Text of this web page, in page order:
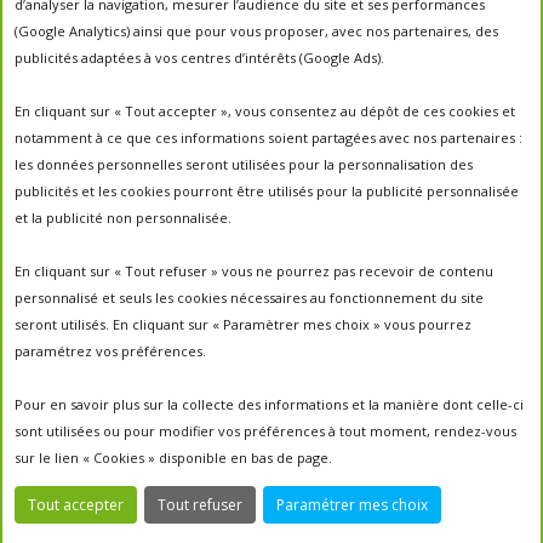
d’analyser la navigation, mesurer l’audience du site et ses performances
(Google Analytics) ainsi que pour vous proposer, avec nos partenaires, des
publicités adaptées à vos centres d’intérêts (Google Ads).
En cliquant sur « Tout accepter », vous consentez au dépôt de ces cookies et
notamment à ce que ces informations soient partagées avec nos partenaires :
les données personnelles seront utilisées pour la personnalisation des
publicités et les cookies pourront être utilisés pour la publicité personnalisée
et la publicité non personnalisée.
En cliquant sur « Tout refuser » vous ne pourrez pas recevoir de contenu
personnalisé et seuls les cookies nécessaires au fonctionnement du site
seront utilisés. En cliquant sur « Paramètrer mes choix » vous pourrez
paramétrez vos préférences.
Pour en savoir plus sur la collecte des informations et la manière dont celle-ci
sont utilisées ou pour modifier vos préférences à tout moment, rendez-vous
sur le lien « Cookies » disponible en bas de page.
Tout accepter Tout refuser Paramétrer mes choix
apiculteur apiculteurs apiculture apiculture
autrefois biodiversité Chantal Jacquot et Yves Robert
essaimage essaim sauvage fleurs la vie de la
ruche Maroc miel miel; production;abeilles
miel
français
parrainage de ruche
parrainer des abeilles parrainer une ruche pesticides
portes ouvertes
rencontre apiculteurs ruche récolte récolte miel
saison2017 saison2018 saison apicole sauvage un
toit pour les abeilles untoitpourlesabeilles
Un Toit Pour Les Abeilles; abeilles; miel
Propulsé parWordPress|Cookies| Mentions légales|un toit pour les abeilles